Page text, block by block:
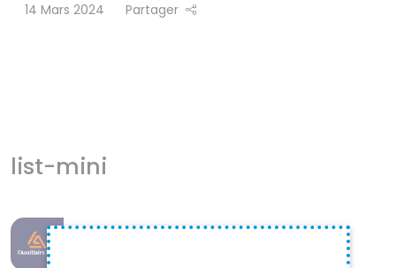
14 Mars 2024 Partager
list-mini